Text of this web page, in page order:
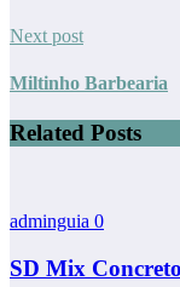
Next post
Miltinho Barbearia
Related Posts
adminguia 0
SD Mix